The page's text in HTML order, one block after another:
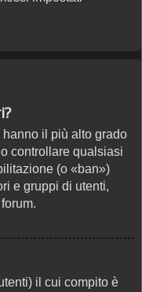
il più alto grado
controllare qualsiasi
(o «ban»)
e gruppi di utenti,
il cui compito è